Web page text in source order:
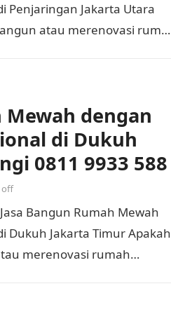
Penjaringan Jakarta Utara
atau merenovasi rumah
Mewah dengan
di Dukuh
0811 9933 588
off
Bangun Rumah Mewah
Dukuh Jakarta Timur Apakah
merenovasi rumah